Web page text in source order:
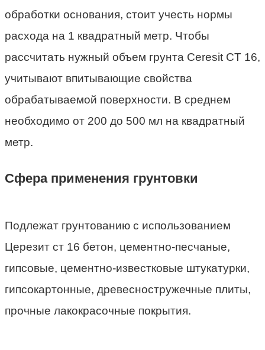
обработки основания, стоит учесть нормы
расхода на 1 квадратный метр. Чтобы
рассчитать нужный объем грунта Ceresit CT 16,
учитывают впитывающие свойства
обрабатываемой поверхности. В среднем
необходимо от 200 до 500 мл на квадратный
метр.
Сфера применения грунтовки
Подлежат грунтованию с использованием
Церезит ст 16 бетон, цементно-песчаные,
гипсовые, цементно-известковые штукатурки,
гипсокартонные, древесностружечные плиты,
прочные лакокрасочные покрытия.